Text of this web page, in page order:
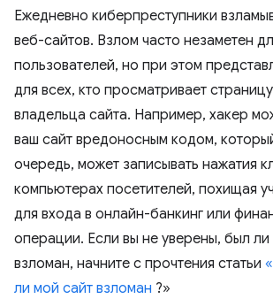
Ежедневно киберпреступники
веб-сайтов. Взлом часто незаметен
пользователей, но при этом
для всех, кто просматривает
владельца сайта. Например, хакер
ваш сайт вредоносным кодом,
очередь, может записывать нажатия
компьютерах посетителей, похищая
для входа в онлайн-банкинг или
операции. Если вы не уверены, был ли
взломан, начните с прочтения статьи
ли мой сайт взломан ?»